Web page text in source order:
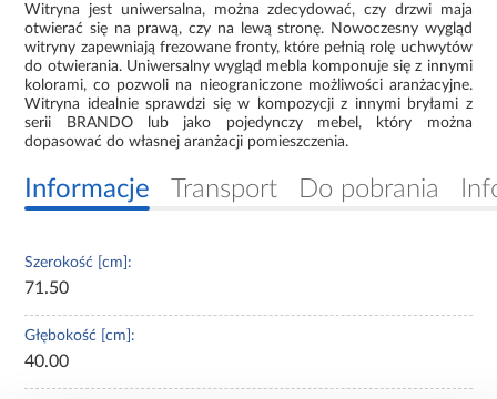
Witryna jest uniwersalna, można zdecydować, czy drzwi maja
otwierać się na prawą, czy na lewą stronę. Nowoczesny wygląd
witryny zapewniają frezowane fronty, które pełnią rolę uchwytów
do otwierania. Uniwersalny wygląd mebla komponuje się z innymi
kolorami, co pozwoli na nieograniczone możliwości aranżacyjne.
Witryna idealnie sprawdzi się w kompozycji z innymi bryłami z
serii BRANDO lub jako pojedynczy mebel, który można
dopasować do własnej aranżacji pomieszczenia.
Informacje Transport Do pobrania
Szerokość [cm]:
71.50
Głębokość [cm]:
40.00